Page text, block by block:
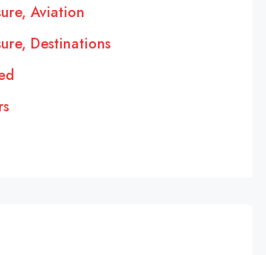
Aviation
Destinations